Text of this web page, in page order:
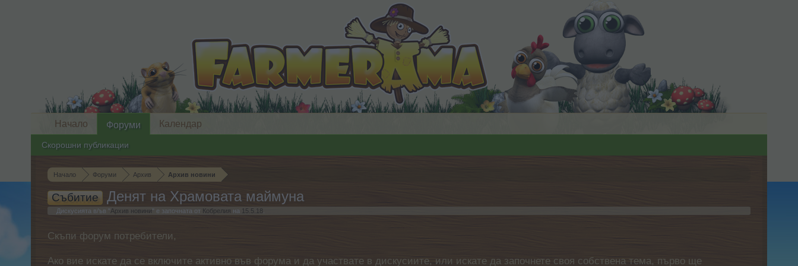
Начало Форуми Архив Архив новини
Събитие Денят на Храмовата маймуна
Дискусията в/ъв " Архив новини " е започната от Кобрелия на 15.5.18
Скъпи форум потребители,
Ако вие искате да се включите активно във форума и да участвате в дискусиите, или искате да започнете своя собствена тема, първо ще
Начало Форуми
Скорошни публикации
Календар